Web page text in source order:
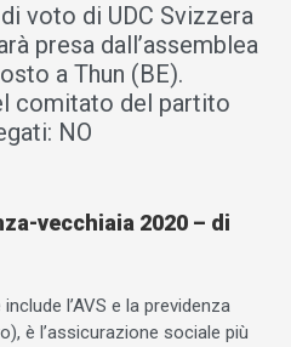
voto di UDC Svizzera
presa dall’assemblea
a Thun (BE).
comitato del partito
NO
vecchiaia 2020 – di
l’AVS e la previdenza
è l’assicurazione sociale più